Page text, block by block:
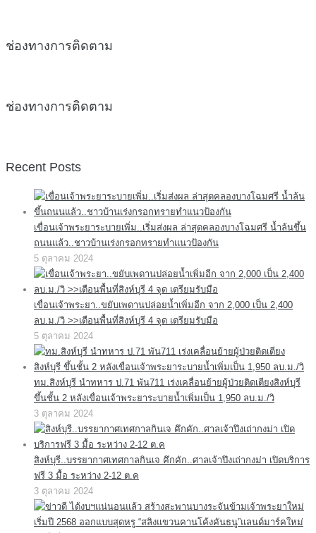
ช่องทางการติดตาม
ช่องทางการติดตาม
Recent Posts
เขื่อนเจ้าพระยาระบายเพิ่ม..เริ่มส่งผล ล่าสุดคลองบางโฉมศรี น้ำล้นขึ้น
ถนนแล้ว..ชาวบ้านเร่งกรอกทรายทำแนวป้องกัน
5 ตุลาคม 2024
เขื่อนเจ้าพระยา..ขยับเพดานปล่อยน้ำเพิ่มอีก จาก 2,000 เป็น 2,400
ลบ.ม./วิ >>เตือนพื้นที่สิงห์บุรี 4 จุด เตรียมรับมือ
5 ตุลาคม 2024
ทม.สิงห์บุรี นำทหาร ป.71 พัน711 เร่งเคลื่อนย้ายผู้ป่วยติดเตียงสิงห์บุรี
ขึ้นชั้น 2 หลังเขื่อนเจ้าพระยาระบายน้ำเพิ่มเป็น 1,950 ลบ.ม./วิ
3 ตุลาคม 2024
สิงห์บุรี..บรรยากาศเทศกาลกินเจ คึกคัก..ศาลเจ้าปึงเถ่ากงม่า เปิดบริการ
ฟรี 3 มื้อ ระหว่าง 2-12 ต.ค
3 ตุลาคม 2024